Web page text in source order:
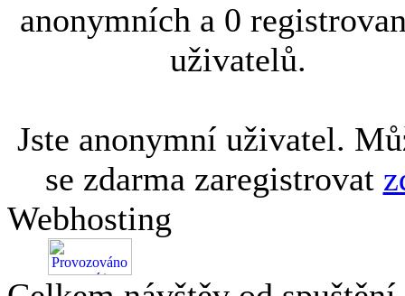
anonymních a 0
uživatelů.
Jste anonymní uživatel.
se zdarma zaregistrovat
Webhosting